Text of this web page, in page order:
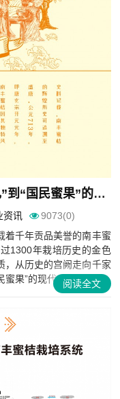
千年贡品南丰蜜桔：从“开元贡礼”到“国民蜜果”的品牌传承之路
资讯
9073(0)
着千年贡品美誉的南丰蜜
1300年栽培历史的金色
，从历史的宫阙走向千家
蜜果”的现代品牌...
阅读全文